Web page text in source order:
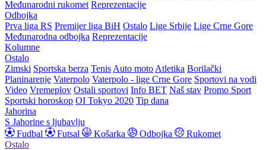
Međunarodni rukomet Reprezentacije
Odbojka
Prva liga RS Premijer liga BiH Ostalo Lige Srbije Lige Crne Gore
Međunarodna odbojka Reprezentacije
Kolumne
Ostalo
Zimski Sportska berza Tenis Auto moto Atletika Borilački
Planinarenje Vaterpolo Vaterpolo - lige Crne Gore Sportovi na vodi
Video Vremeplov Ostali sportovi Info BET Naš stav Promo Sport
Sportski horoskop OI Tokyo 2020 Tip dana
Jahorina
S Jahorine s ljubavlju
Fudbal
Futsal Košarka Odbojka
Rukomet
Ostalo